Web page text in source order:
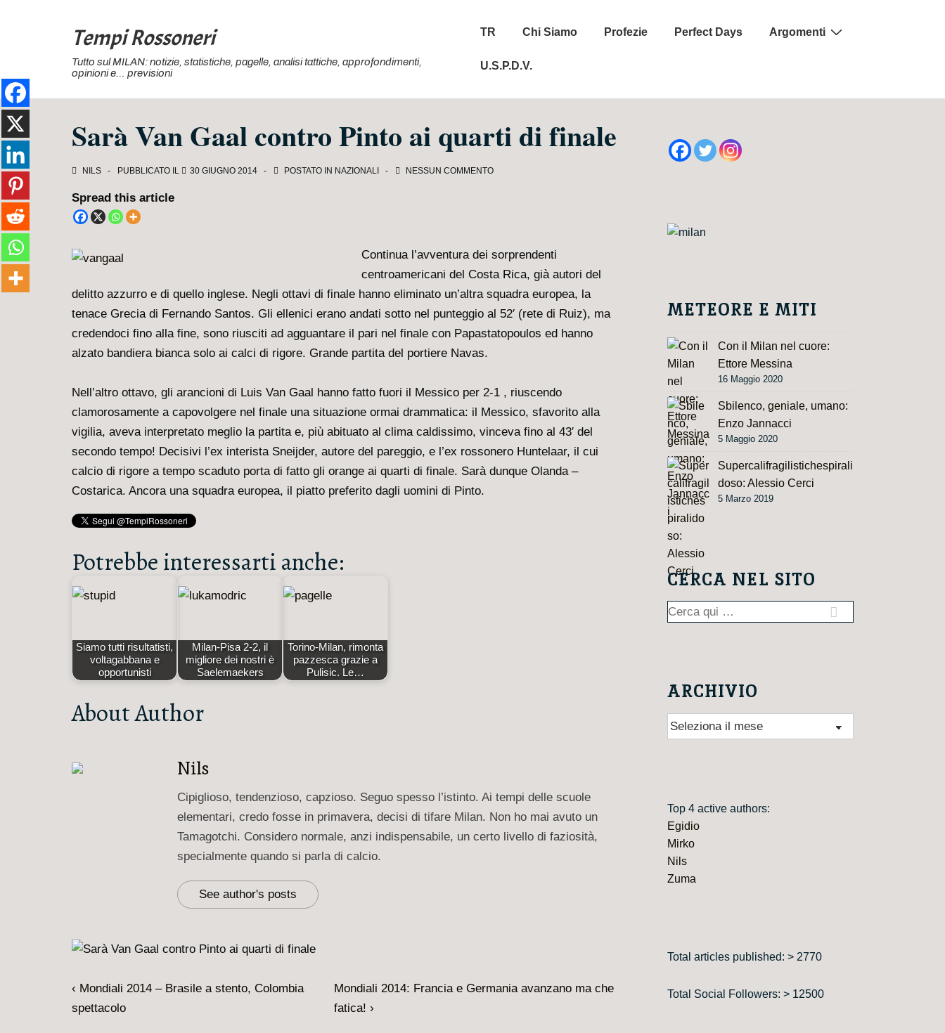
principale
Tempi Rossoneri
Tutto sul MILAN: notizie, statistiche, pagelle, analisi tattiche, approfondimenti,
opinioni e… previsioni
Menu
TR Chi Siamo Profezie Perfect Days Argomenti
U.S.P.D.V.
Sarà Van Gaal contro Pinto ai quarti di finale
NILS PUBBLICATO IL 30 GIUGNO 2014 POSTATO IN NAZIONALI NESSUN COMMENTO
Spread this article
Continua l’avventura dei sorprendenti
centroamericani del Costa Rica, già autori del
delitto azzurro e di quello inglese. Negli ottavi di finale hanno eliminato un’altra squadra europea, la
tenace Grecia di Fernando Santos. Gli ellenici erano andati sotto nel punteggio al 52′ (rete di Ruiz), ma
credendoci fino alla fine, sono riusciti ad agguantare il pari nel finale con Papastatopoulos ed hanno
alzato bandiera bianca solo ai calci di rigore. Grande partita del portiere Navas.
Nell’altro ottavo, gli arancioni di Luis Van Gaal hanno fatto fuori il Messico per 2-1 , riuscendo
clamorosamente a capovolgere nel finale una situazione ormai drammatica: il Messico, sfavorito alla
vigilia, aveva interpretato meglio la partita e, più abituato al clima caldissimo, vinceva fino al 43′ del
secondo tempo! Decisivi l’ex interista Sneijder, autore del pareggio, e l’ex rossonero Huntelaar, il cui
calcio di rigore a tempo scaduto porta di fatto gli orange ai quarti di finale. Sarà dunque Olanda –
Costarica. Ancora una squadra europea, il piatto preferito dagli uomini di Pinto.
Potrebbe interessarti anche:
Siamo tutti risultatisti,
voltagabbana e
opportunisti
Milan-Pisa 2-2, il
migliore dei nostri è
Saelemaekers
Torino-Milan, rimonta
pazzesca grazie a
Pulisic. Le…
About Author
Nils
Cipiglioso, tendenzioso, capzioso. Seguo spesso l’istinto. Ai tempi delle scuole
elementari, credo fosse in primavera, decisi di tifare Milan. Non ho mai avuto un
Tamagotchi. Considero normale, anzi indispensabile, un certo livello di faziosità,
specialmente quando si parla di calcio.
See author's posts
Navigazione
articoli
L'articolo
precedente
‹ Mondiali 2014 – Brasile a stento, Colombia
spettacolo
Il
prossimo
Mondiali 2014: Francia e Germania avanzano ma che
fatica! ›
METEORE E MITI
Con il Milan nel cuore:
Ettore Messina
16 Maggio 2020
Sbilenco, geniale, umano:
Enzo Jannacci
5 Maggio 2020
Supercalifragilistichespirali
doso: Alessio Cerci
5 Marzo 2019
CERCA NEL SITO
Cerca:
ARCHIVIO
Archivio
Top 4 active authors:
Egidio
Mirko
Nils
Zuma
Total articles published: > 2770
Total Social Followers: > 12500